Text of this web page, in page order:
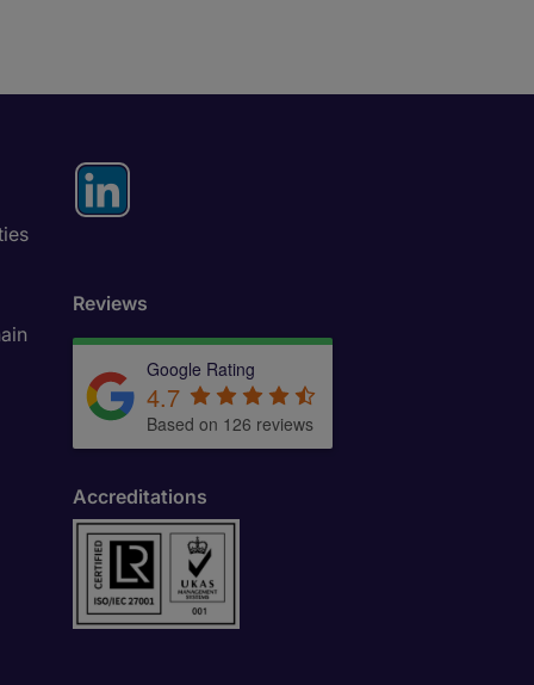
Reviews
Google Rating
4.7
Based on 126 reviews
Accreditations